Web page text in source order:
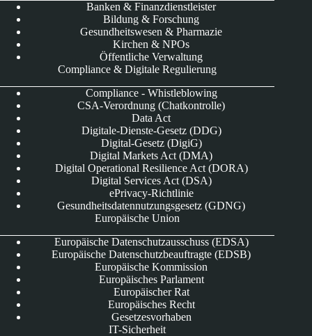
Banken & Finanzdienstleister
Bildung & Forschung
Gesundheitswesen & Pharmazie
Kirchen & NPOs
Öffentliche Verwaltung
Compliance & Digitale Regulierung
Compliance - Whistleblowing
CSA-Verordnung (Chatkontrolle)
Data Act
Digitale-Dienste-Gesetz (DDG)
Digital-Gesetz (DigiG)
Digital Markets Act (DMA)
Digital Operational Resilience Act (DORA)
Digital Services Act (DSA)
ePrivacy-Richtlinie
Gesundheitsdatennutzungsgesetz (GDNG)
Europäische Union
Europäische Datenschutzausschuss (EDSA)
Europäische Datenschutzbeauftragte (EDSB)
Europäische Kommission
Europäisches Parlament
Europäischer Rat
Europäisches Recht
Gesetzesvorhaben
IT-Sicherheit